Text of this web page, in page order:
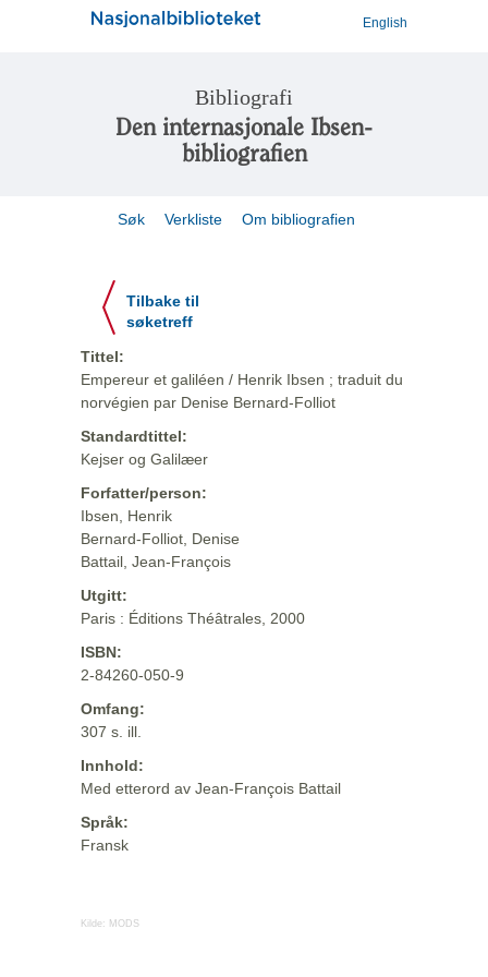
English
Bibliografi
Den internasjonale Ibsen-
bibliografien
Søk Verkliste Om bibliografien
Tilbake til
søketreff
Tittel:
Empereur et galiléen / Henrik Ibsen ; traduit du
norvégien par Denise Bernard-Folliot
Standardtittel:
Kejser og Galilæer
Forfatter/person:
Ibsen, Henrik
Bernard-Folliot, Denise
Battail, Jean-François
Utgitt:
Paris : Éditions Théâtrales, 2000
ISBN:
2-84260-050-9
Omfang:
307 s. ill.
Innhold:
Med etterord av Jean-François Battail
Språk:
Fransk
Kilde: MODS